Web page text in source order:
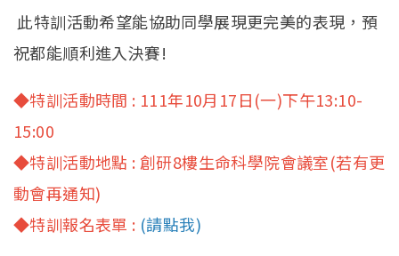
此特訓活動希望能協助同學展現更完美的表現，預
祝都能順利進入決賽!
◆特訓活動時間 : 111年10月17日(一)下午13:10-
15:00
◆特訓活動地點 : 創研8樓生命科學院會議室(若有更
動會再通知)
◆特訓報名表單 : (請點我)